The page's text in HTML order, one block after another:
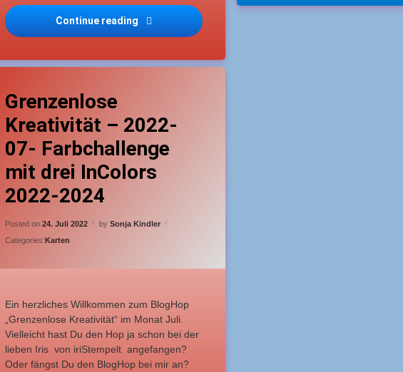
2 – Tierisch, tierisch
Continue reading Geschenkset zum Schulanfang – Ranzen und Karte 1
Grenzenlose
Kreativität – 2022-
07- Farbchallenge
mit drei InColors
2022-2024
Posted on24. Juli 2022 bySonja Kindler
Categories:Karten
Ein herzliches Willkommen zum BlogHop
„Grenzenlose Kreativität“ im Monat Juli.
Vielleicht hast Du den Hop ja schon bei der
lieben Iris von iriStempelt angefangen?
Oder fängst Du den BlogHop bei mir an?